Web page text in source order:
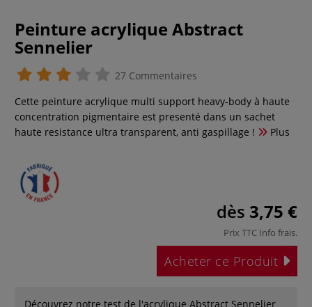
Peinture acrylique Abstract
Sennelier
27 Commentaires
Cette peinture acrylique multi support heavy-body à haute
concentration pigmentaire est presenté dans un sachet
haute resistance ultra transparent, anti gaspillage !
Plus
dès 3,75 €
Prix TTC Info frais.
Acheter ce Produit
Découvrez notre test de l'acrylique Abstract Sennelier